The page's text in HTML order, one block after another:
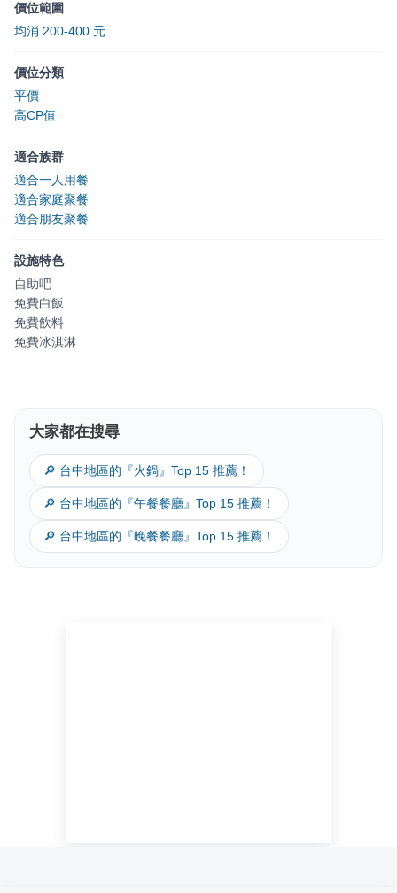
價位範圍
均消 200-400 元
價位分類
平價
高CP值
適合族群
適合一人用餐
適合家庭聚餐
適合朋友聚餐
設施特色
自助吧
免費白飯
免費飲料
免費冰淇淋
大家都在搜尋
🔎 台中地區的『火鍋』Top 15 推薦！
🔎 台中地區的『午餐餐廳』Top 15 推薦！
🔎 台中地區的『晚餐餐廳』Top 15 推薦！